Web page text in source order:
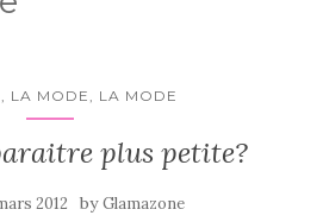
LA MODE, LA MODE
plus petite?
2012 byGlamazone